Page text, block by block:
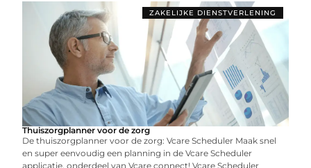
ZAKELIJKE DIENSTVERLENING
Thuiszorgplanner voor de zorg
De thuiszorgplanner voor de zorg: Vcare Scheduler Maak snel
en super eenvoudig een planning in de Vcare Scheduler
applicatie, onderdeel van Vcare connect! Vcare Scheduler